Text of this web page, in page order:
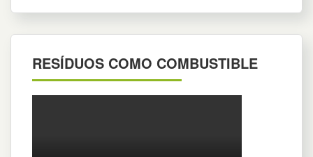
RESÍDUOS COMO COMBUSTIBLE